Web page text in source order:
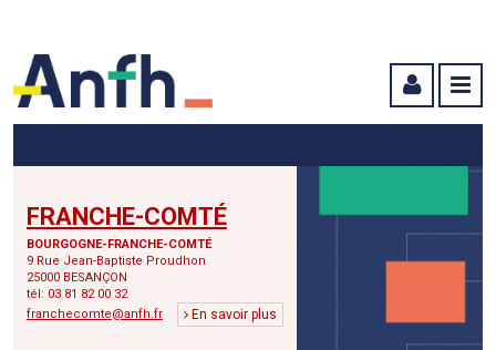
FRANCHE-COMTÉ
BOURGOGNE-FRANCHE-COMTÉ
9 Rue Jean-Baptiste Proudhon
25000 BESANÇON
tél: 03 81 82 00 32
franchecomte@anfh.fr
En savoir plus